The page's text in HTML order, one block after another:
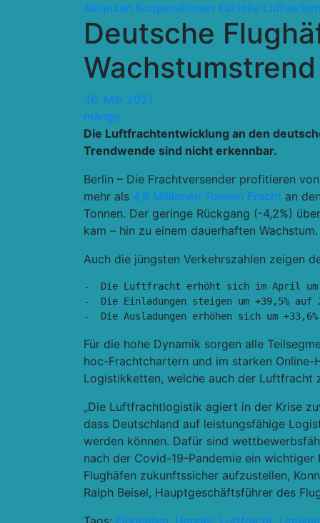
Allianzen Kooperationen Kartelle
Deutsche
26. Mai 2021
mango
Die Luftfrachtentwicklung an den
Trendwende sind nicht erkennbar.
Berlin – Die Frachtversender profitieren
mehr als 4,8 Millionen Tonnen Fracht an
Tonnen. Der geringe Rückgang (-4,2%)
kam – hin zu einem dauerhaften Wachstum.
Auch die jüngsten Verkehrszahlen zeigen
-  Die Luftfracht erhöht sich im April um
-  Die Einladungen steigen um +39,5% auf
-  Die Ausladungen erhöhen sich um
Für die hohe Dynamik sorgen alle
hoc-Frachtchartern und im starken
Logistikketten, welche auch der Luftfracht
„Die Luftfrachtlogistik agiert in der Krise
dass Deutschland auf leistungsfähige
werden können. Dafür sind
nach der Covid-19-Pandemie ein
Flughäfen zukunftssicher aufzustellen,
Ralph Beisel, Hauptgeschäftsführer des